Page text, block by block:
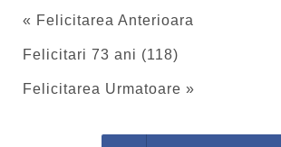
« Felicitarea Anterioara
Felicitari 73 ani (118)
Felicitarea Urmatoare »